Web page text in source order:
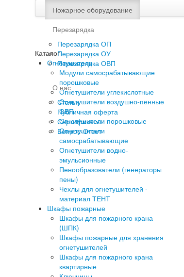
Пожарное оборудование
Перезарядка
Перезарядка ОП
Перезарядка ОУ
Перезарядка ОВП
О нас
Статьи
Публичная оферта
Сертификаты
Вопрос-Ответ
Каталог
Огнетушители
Модули самосрабатывающие
порошковые
Огнетушители углекислотные
Огнетушители воздушно-пенные
ОВП
Огнетушители порошковые
Огнетушители
самосрабатывающие
Огнетушители водно-
эмульсионные
Пенообразователи (генераторы
пены)
Чехлы для огнетушителей -
материал ТЕНТ
Шкафы пожарные
Шкафы для пожарного крана
(ШПК)
Шкафы пожарные для хранения
огнетушителей
Шкафы для пожарного крана
квартирные